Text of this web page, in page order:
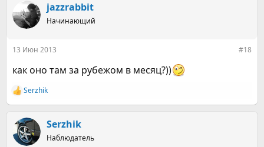
ц
и
jazzrabbit
Начинающий
13 Июн 2013 #18
как оно там за рубежом в месяц?))
Р
е
к
ц
и
Serzhik
Serzhik
Наблюдатель